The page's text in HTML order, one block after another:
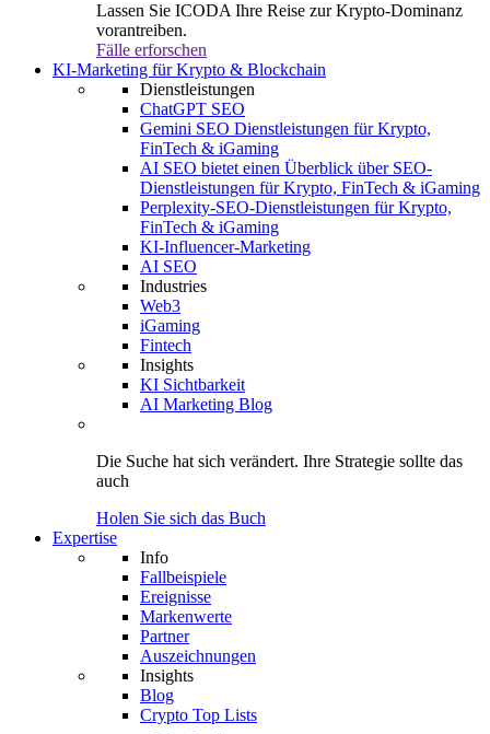
Lassen Sie ICODA Ihre Reise zur Krypto-Dominanz
vorantreiben.
Fälle erforschen
KI-Marketing für Krypto & Blockchain
Dienstleistungen
ChatGPT SEO
Gemini SEO Dienstleistungen für Krypto,
FinTech & iGaming
AI SEO bietet einen Überblick über SEO-
Dienstleistungen für Krypto, FinTech & iGaming
Perplexity-SEO-Dienstleistungen für Krypto,
FinTech & iGaming
KI-Influencer-Marketing
AI SEO
Industries
Web3
iGaming
Fintech
Insights
KI Sichtbarkeit
AI Marketing Blog
Die Suche hat sich verändert. Ihre Strategie sollte das
auch
Holen Sie sich das Buch
Expertise
Info
Fallbeispiele
Ereignisse
Markenwerte
Partner
Auszeichnungen
Insights
Blog
Crypto Top Lists